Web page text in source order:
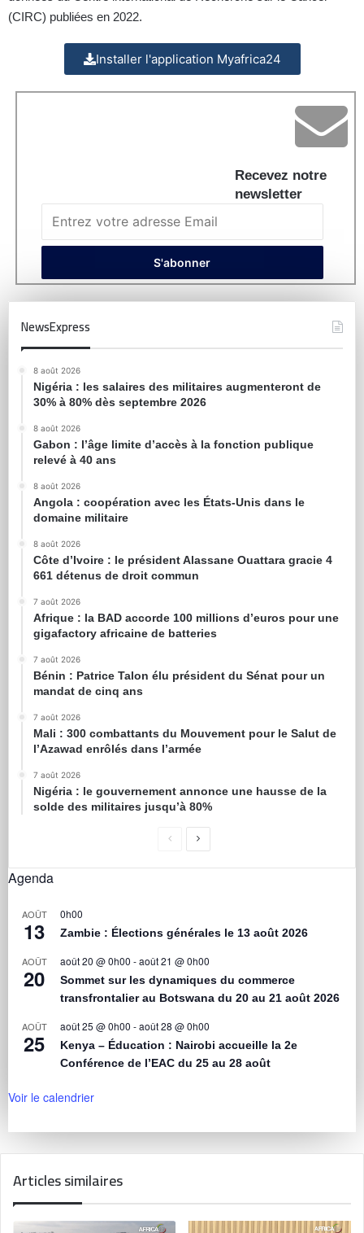
(CIRC) publiées en 2022.
Installer l'application Myafrica24
Recevez notre
newsletter
NewsExpress
8 août 2026
Nigéria : les salaires des militaires augmenteront de
30% à 80% dès septembre 2026
8 août 2026
Gabon : l’âge limite d’accès à la fonction publique
relevé à 40 ans
8 août 2026
Angola : coopération avec les États-Unis dans le
domaine militaire
8 août 2026
Côte d’Ivoire : le président Alassane Ouattara gracie 4
661 détenus de droit commun
7 août 2026
Afrique : la BAD accorde 100 millions d’euros pour une
gigafactory africaine de batteries
7 août 2026
Bénin : Patrice Talon élu président du Sénat pour un
mandat de cinq ans
7 août 2026
Mali : 300 combattants du Mouvement pour le Salut de
l’Azawad enrôlés dans l’armée
7 août 2026
Nigéria : le gouvernement annonce une hausse de la
solde des militaires jusqu’à 80%
Agenda
AOÛT
13
0h00
Zambie : Élections générales le 13 août 2026
AOÛT
20
août 20 @ 0h00 -août 21 @ 0h00
Sommet sur les dynamiques du commerce
transfrontalier au Botswana du 20 au 21 août 2026
AOÛT
25
août 25 @ 0h00 -août 28 @ 0h00
Kenya – Éducation : Nairobi accueille la 2e
Conférence de l’EAC du 25 au 28 août
Voir le calendrier
Articles similaires